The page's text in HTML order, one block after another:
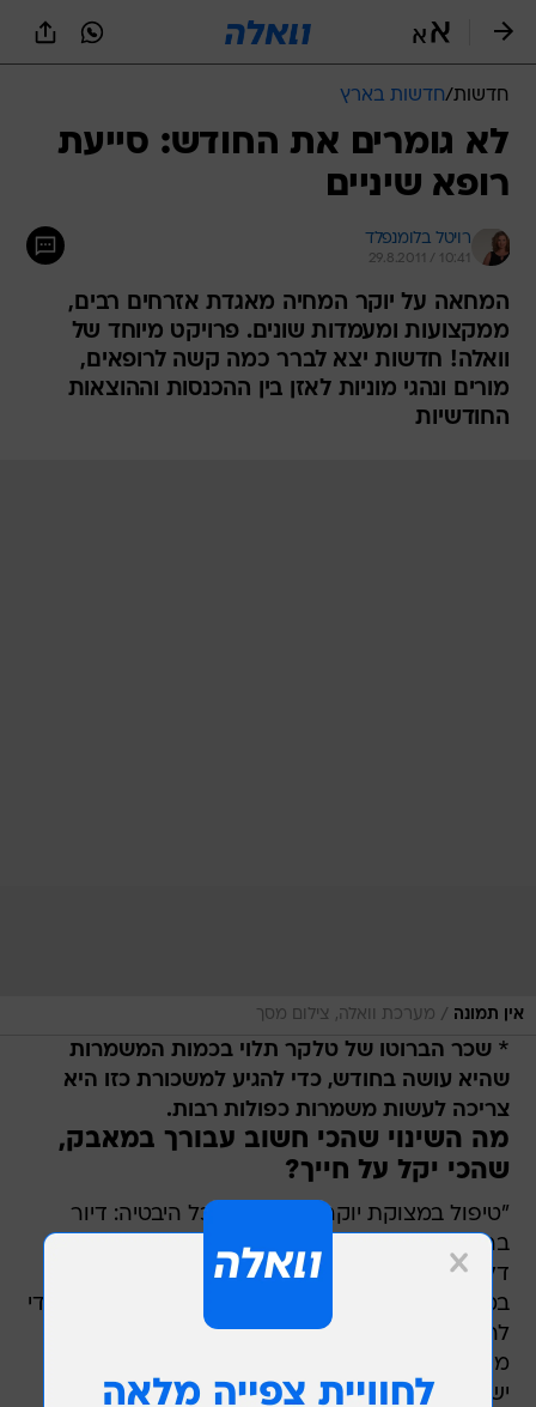
חדשות/חדשות בארץ
לא גומרים את החודש: סייעת
רופא שיניים
רויטל בלומנפלד
29.8.2011 / 10:41
המחאה על יוקר המחיה מאגדת אזרחים רבים,
ממקצועות ומעמדות שונים. פרויקט מיוחד של
וואלה! חדשות יצא לברר כמה קשה לרופאים,
מורים ונהגי מוניות לאזן בין ההכנסות וההוצאות
החודשיות
אין תמונה / מערכת וואלה, צילום מסך
*שכר הברוטו של טלקר תלוי בכמות המשמרות
שהיא עושה בחודש, כדי להגיע למשכורת כזו היא
צריכה לעשות משמרות כפולות רבות.
מה השינוי שהכי חשוב עבורך במאבק,
שהכי יקל על חייך?
"טיפול במצוקת יוקר המחייה על כל היבטיה: דיור
בראש ובראשונה, פריפריה, מערכת הבריאות, מזון,
דלק. עזבתי את קריית שמונה כדי למצוא עבודה
במרכז. החיים בפריפריה לא פשוטים. יצאתי משם כדי
להגיע לאיזושהי נחלה ושקט  אבל גם פה אני לא
מקבלת את זה. אני רק מתעסקת בהישרדות.
יש לי ארבעה אחים, וההורים שלי לא יכולים לעזור לי